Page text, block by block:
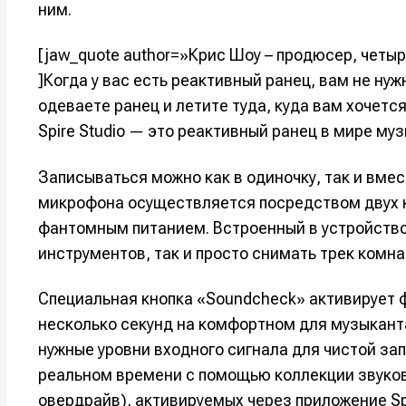
Нажимая на
обработки
Нажимая на
обработки
Нажимая на
обработки
Нажимая на
обработки
ним.
[jaw_quote author=»Крис Шоу – продюсер,
]Когда у вас есть реактивный ранец, вам не
одеваете ранец и летите туда, куда вам
Spire Studio — это реактивный ранец в мире
Записываться можно как в одиночку, так и
микрофона осуществляется посредством
фантомным питанием. Встроенный в
инструментов, так и просто снимать трек
Специальная кнопка «Soundcheck»
несколько секунд на комфортном для
нужные уровни входного сигнала для чистой
реальном времени с помощью коллекции
овердрайв), активируемых через приложение